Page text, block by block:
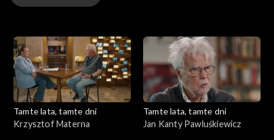
Tamte lata, tamte dni
Krzysztof Materna
Tamte lata, tamte dni
Jan Kanty Pawluśkiewicz